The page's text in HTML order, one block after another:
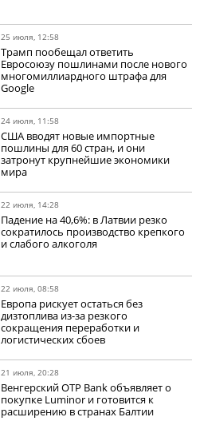
25 июля, 12:58
Трамп пообещал ответить
Евросоюзу пошлинами после нового
многомиллиардного штрафа для
Google
24 июля, 11:58
США вводят новые импортные
пошлины для 60 стран, и они
затронут крупнейшие экономики
мира
22 июля, 14:28
Падение на 40,6%: в Латвии резко
сократилось производство крепкого
и слабого алкоголя
22 июля, 08:58
Европа рискует остаться без
дизтоплива из-за резкого
сокращения переработки и
логистических сбоев
21 июля, 20:28
Венгерский OTP Bank объявляет о
покупке Luminor и готовится к
расширению в странах Балтии